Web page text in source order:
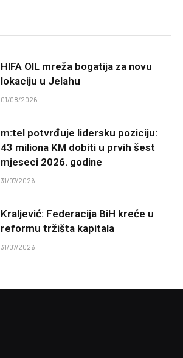
HIFA OIL mreža bogatija za novu
lokaciju u Jelahu
01/08/2026
m:tel potvrđuje lidersku poziciju:
43 miliona KM dobiti u prvih šest
mjeseci 2026. godine
31/07/2026
Kraljević: Federacija BiH kreće u
reformu tržišta kapitala
31/07/2026